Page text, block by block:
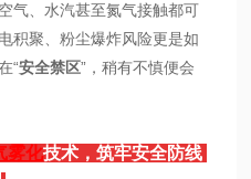
气、水汽甚至氮气接触都可
积聚、粉尘爆炸风险更是如
“安全禁区”，稍有不慎便会
雾化技术，筑牢安全防线